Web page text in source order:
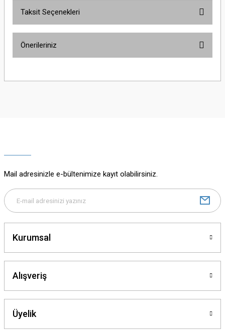
Taksit Seçenekleri
Önerileriniz
yetersiz gördüğünüz noktaları öneri formunu kullanarak tarafımıza
Bu ürüne benzer farklı alternatifler olmalı.
Mail adresinizle e-bültenimize kayıt olabilirsiniz.
Kurumsal
Alışveriş
Üyelik